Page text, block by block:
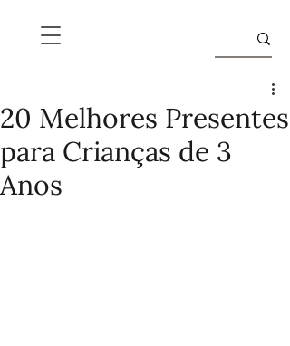
20 Melhores Presentes
para Crianças de 3
Anos